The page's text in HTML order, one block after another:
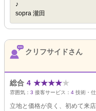
♪
sopra 瀧田
クリフサイドさん
総合 4 ★★★★★
雰囲気： 3 接客サービス： 4 技術・
立地と価格が良く、初めて来